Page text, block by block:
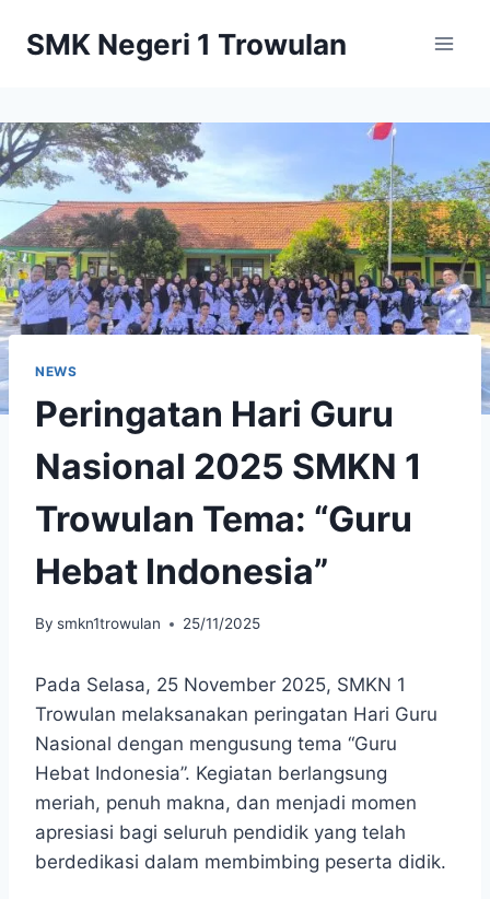
SMK Negeri 1 Trowulan
NEWS
Peringatan Hari Guru
Nasional 2025 SMKN 1
Trowulan Tema: “Guru
Hebat Indonesia”
By smkn1trowulan 25/11/2025
Pada Selasa, 25 November 2025, SMKN 1
Trowulan melaksanakan peringatan Hari Guru
Nasional dengan mengusung tema “Guru
Hebat Indonesia”. Kegiatan berlangsung
meriah, penuh makna, dan menjadi momen
apresiasi bagi seluruh pendidik yang telah
berdedikasi dalam membimbing peserta didik.